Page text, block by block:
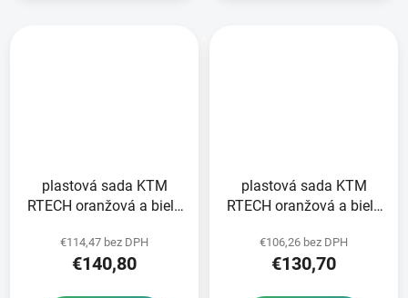
plastová sada KTM
RTECH oranžová a biela
€114,47 bez DPH
€140,80
plastová sada KTM
RTECH oranžová a biela
€106,26 bez DPH
€130,70